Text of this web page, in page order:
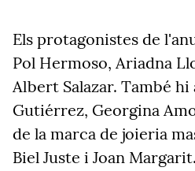
Els protagonistes de
Pol Hermoso, Ariadna
Albert Salazar. També
Gutiérrez, Georgina
de la marca de joieria
Biel Juste i Joan Margarit.